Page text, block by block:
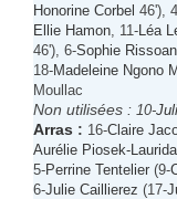
Honorine Corbel 46'),
Ellie Hamon , 11- Léa
46'), 6-Sophie Rissoan
18-Madeleine Ngono
Moullac
Non utilisées : 10-
Arras : 16-Claire
Aurélie Piosek-
5-Perrine Tentelier (9-
6-Julie Caillierez (17-